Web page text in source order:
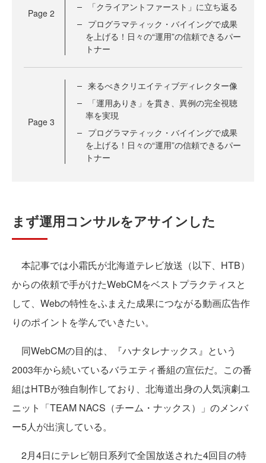
Page 2
「クライアントファースト」に立ち返る
プログラマティック・バイイングで成果
を上げる！日々の“運用”の信頼できるパー
トナー
Page 3
来るべきクリエイティブディレクター像
「運用ありき」を貫き、異例の完全視聴
率を実現
プログラマティック・バイイングで成果
を上げる！日々の“運用”の信頼できるパー
トナー
まず運用コンサルをアサインした
本記事では小霜氏が北海道テレビ放送（以下、HTB）
からの依頼で手がけたWebCMをベストプラクティスと
して、Webの特性をふまえた成果につながる動画広告作
りのポイントを学んでいきたい。
同WebCMの目的は、『ハナタレナックス』という
2003年から続いているバラエティ番組の宣伝だ。この番
組はHTBが独自制作しており、北海道出身の人気演劇ユ
ニット「TEAM NACS（チーム・ナックス）」のメンバ
ー5人が出演している。
2月4日にテレビ朝日系列で全国放送された4回目の特